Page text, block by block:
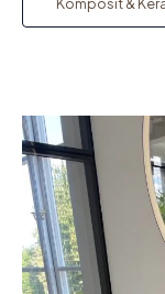
Komposit &